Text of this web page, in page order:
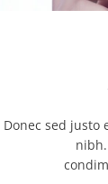
Donec sed